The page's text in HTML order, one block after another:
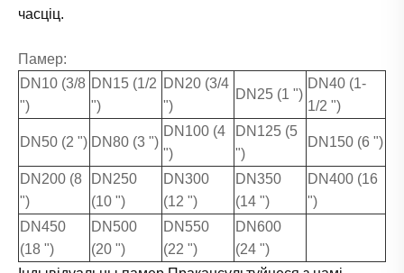
часціц.
Памер:
DN10 (3/8
")
DN15 (1/2
")
DN20 (3/4
")
DN25 (1 ")
DN40 (1-
1/2 ")
DN50 (2 ") DN80 (3 ")
DN100 (4
")
DN125 (5
")
DN150 (6 ")
DN200 (8
")
DN250
(10 ")
DN300
(12 ")
DN350
(14 ")
DN400 (16
")
DN450
(18 ")
DN500
(20 ")
DN550
(22 ")
DN600
(24 ")